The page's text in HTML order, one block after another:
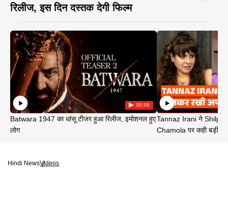
रिलीज, इस दिन दस्तक देगी फिल्म
00:58
Batwara 1947 का धांसू टीजर हुआ रिलीज, इमोशनल हुए
लोग
Tannaz Irani ने
Chamola पर कही बड़ी
Hindi NewsVideos